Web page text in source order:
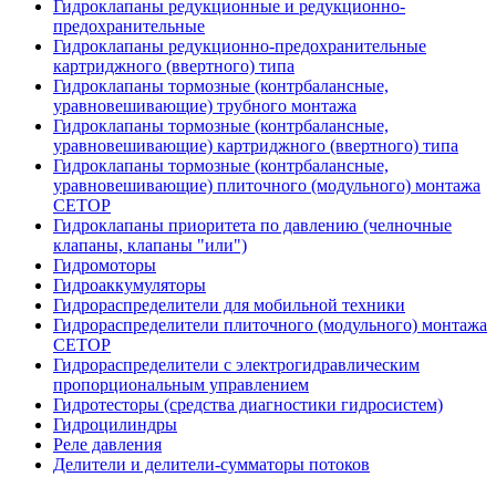
Гидроклапаны редукционные и редукционно-
предохранительные
Гидроклапаны редукционно-предохранительные
картриджного (ввертного) типа
Гидроклапаны тормозные (контрбалансные,
уравновешивающие) трубного монтажа
Гидроклапаны тормозные (контрбалансные,
уравновешивающие) картриджного (ввертного) типа
Гидроклапаны тормозные (контрбалансные,
уравновешивающие) плиточного (модульного) монтажа
CETOP
Гидроклапаны приоритета по давлению (челночные
клапаны, клапаны "или")
Гидромоторы
Гидроаккумуляторы
Гидрораспределители для мобильной техники
Гидрораспределители плиточного (модульного) монтажа
СЕТОР
Гидрораспределители с электрогидравлическим
пропорциональным управлением
Гидротесторы (средства диагностики гидросистем)
Гидроцилиндры
Реле давления
Делители и делители-сумматоры потоков